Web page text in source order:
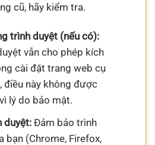
cũ, hãy kiểm tra.
trình duyệt (nếu có):
vẫn cho phép kích
cài đặt trang web cụ
điều này không được
lý do bảo mật.
duyệt:Đảm bảo trình
bạn (Chrome, Firefox,